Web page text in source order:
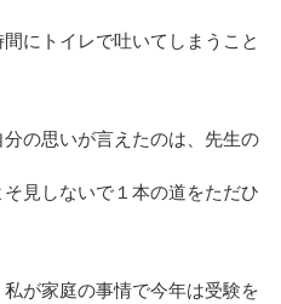
にトイレで吐いてしまうこと
の思いが言えたのは、先生の
見しないで１本の道をただひ
が家庭の事情で今年は受験を